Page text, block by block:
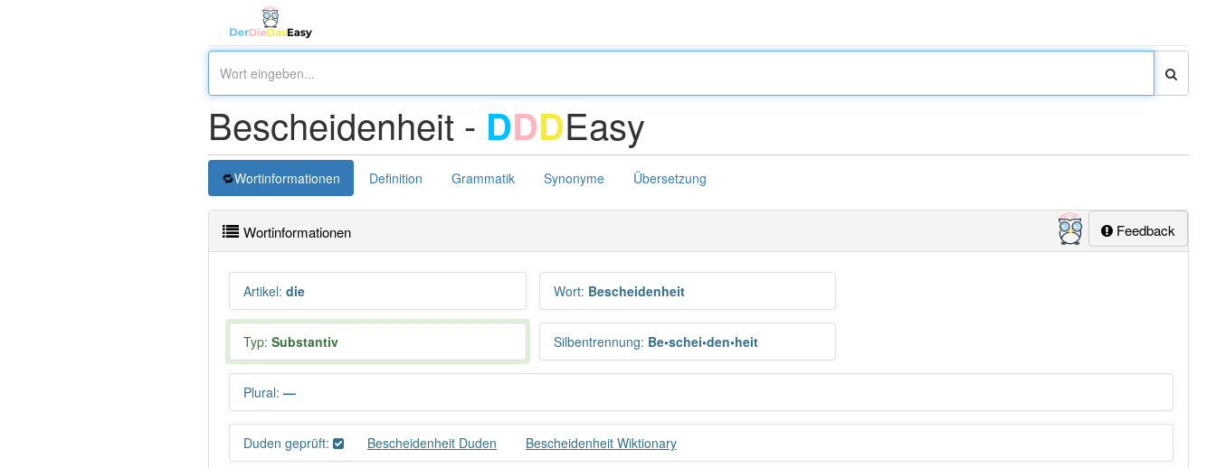
Bescheidenheit - DDDEasy
Wortinformationen Definition Grammatik Synonyme Übersetzung
Feedback
Wortinformationen
Artikel: die Wort: Bescheidenheit
Typ: Substantiv Silbentrennung: Be•schei•den•heit
Plural: —
Duden geprüft: Bescheidenheit Duden Bescheidenheit Wiktionary